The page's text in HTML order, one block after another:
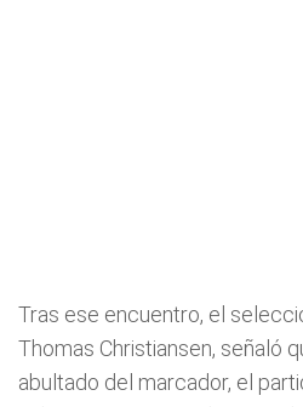
Tras ese encuentro, el
Thomas Christiansen, señaló
abultado del marcador, el